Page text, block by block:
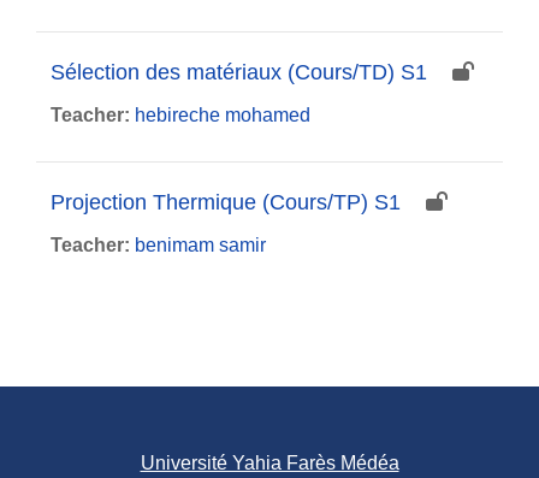
Sélection des matériaux (Cours/TD) S1
Teacher: hebireche mohamed
Projection Thermique (Cours/TP) S1
Teacher: benimam samir
Université Yahia Farès Médéa